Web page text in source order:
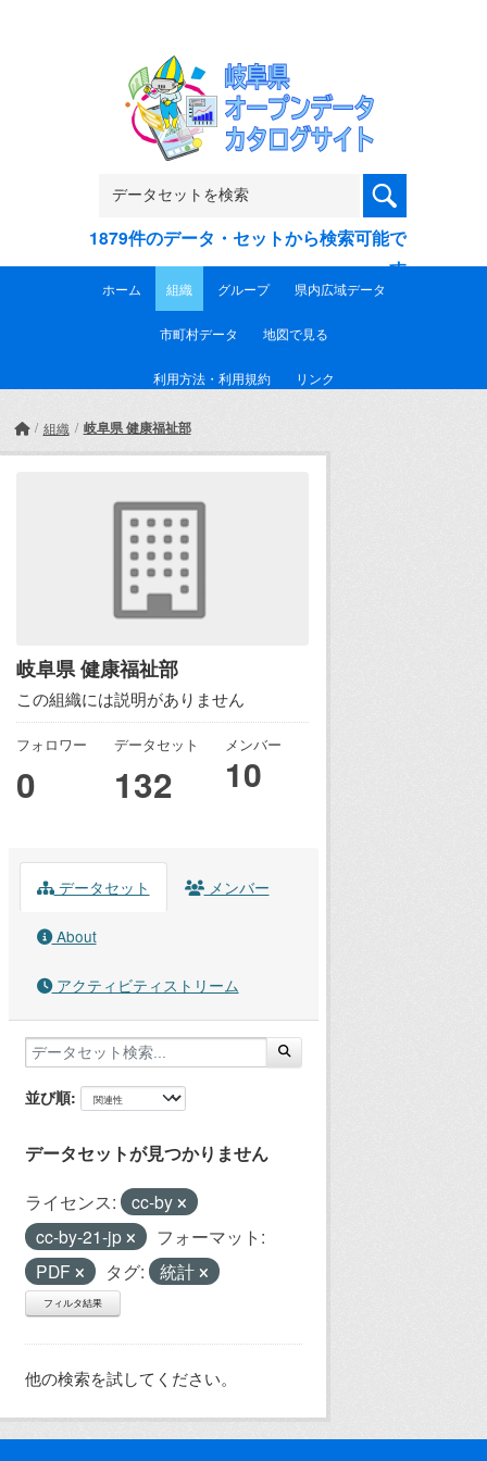
1879件のデータ・セットから検索可能で
す
ホーム 組織 グループ 県内広域データ
市町村データ 地図で見る
利用方法・利用規約 リンク
組織 岐阜県 健康福祉部
岐阜県 健康福祉部
この組織には説明がありません
フォロワー
0
データセット
132
メンバー
10
データセット メンバー
About
アクティビティストリーム
並び順
データセットが見つかりません
ライセンス:
cc-by
cc-by-21-jp
フォーマット:
PDF
タグ: 統計
フィルタ結果
他の検索を試してください。